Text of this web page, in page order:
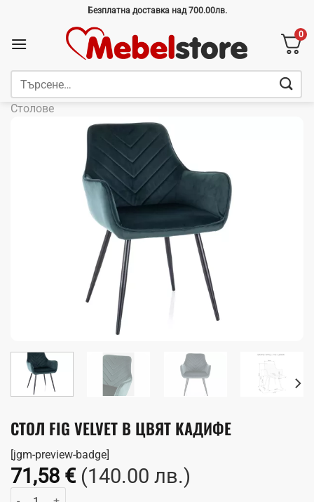
content
Безплатна доставка над 700.00лв.
0
Търсене
Столове
СТОЛ FIG VELVET В ЦВЯТ КАДИФЕ
[jgm-preview-badge]
71,58 € (140.00 лв.)
количество за Стол Fig Velvet в цвят кадифе